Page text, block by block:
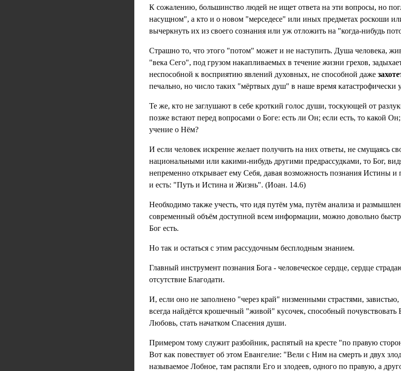
К сожалению, большинство людей не ищет ответа на эти вопросы, но
насущном", а кто и о новом "мерседесе" или иных предметах роскоши
вычеркнуть их из своего сознания или уж отложить на "когда-нибудь
Страшно то, что этого "потом" может и не наступить. Душа человека,
"века Сего", под грузом накапливаемых в течение жизни грехов,
неспособной к восприятию явлений духовных, не способной даже
печально, но число таких "мёртвых душ" в наше время катастрофически
Те же, кто не заглушают в себе кроткий голос души, тоскующей от
позже встают перед вопросами о Боге: есть ли Он; если есть, то какой
учение о Нём?
И если человек искренне желает получить на них ответы, не смущаясь
национальными или какими-нибудь другими предрассудками, то Бог,
непременно открывает ему Себя, давая возможность познания Истины
и есть: "Путь и Истина и Жизнь". (Иоан. 14.6)
Необходимо также учесть, что идя путём ума, путём анализа и
современный объём доступной всем информации, можно довольно
Бог есть.
Но так и остаться с этим рассудочным бесплодным знанием.
Главный инструмент познания Бога - человеческое сердце, сердце
отсутствие Благодати.
И, если оно не заполнено "через край" низменными страстями,
всегда найдётся крошечный "живой" кусочек, способный почувствовать
Любовь, стать начатком Спасения души.
Примером тому служит разбойник, распятый на кресте "по правую
Вот как повествует об этом Евангелие: "Вели с Ним на смерть и двух
называемое Лобное, там распяли Его и злодеев, одного по правую, а